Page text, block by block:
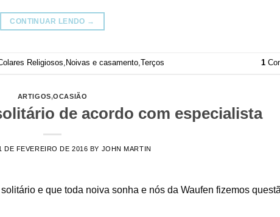
CONTINUAR LENDO →
Religiosos, Noivas e casamento,Terços 1
ARTIGOS,OCASIÃO
de acordo com especialista
DE FEVEREIRO DE 2016 BY JOHN MARTIN
e que toda noiva sonha e nós da Waufen fizemos